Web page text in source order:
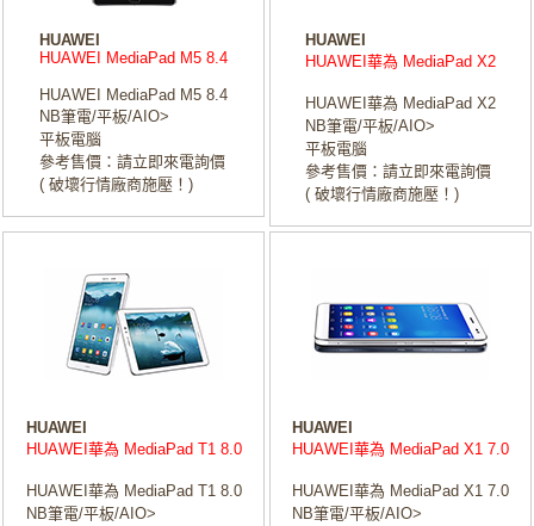
HUAWEI
HUAWEI MediaPad M5 8.4
HUAWEI MediaPad M5 8.4
NB筆電/平板/AIO>
平板電腦
參考售價：請立即來電詢價
( 破壞行情廠商施壓！)
HUAWEI
HUAWEI華為 MediaPad X2
HUAWEI華為 MediaPad X2
NB筆電/平板/AIO>
平板電腦
參考售價：請立即來電詢價
( 破壞行情廠商施壓！)
HUAWEI
HUAWEI華為 MediaPad T1 8.0
HUAWEI華為 MediaPad T1 8.0
NB筆電/平板/AIO>
HUAWEI
HUAWEI華為 MediaPad X1 7.0
HUAWEI華為 MediaPad X1 7.0
NB筆電/平板/AIO>